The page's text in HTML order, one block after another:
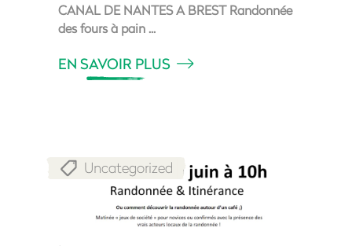
CANAL DE NANTES A BREST Randonnée
des fours à pain
EN SAVOIR PLUS
Uncategorized